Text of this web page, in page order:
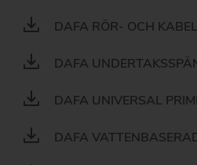
DAFA RÖR- OCH
DAFA
DAFA UNIVERSAL
DAFA